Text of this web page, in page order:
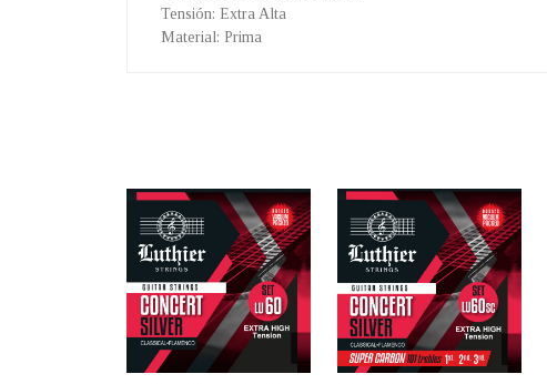
Tensión: Extra Alta
Material: Prima